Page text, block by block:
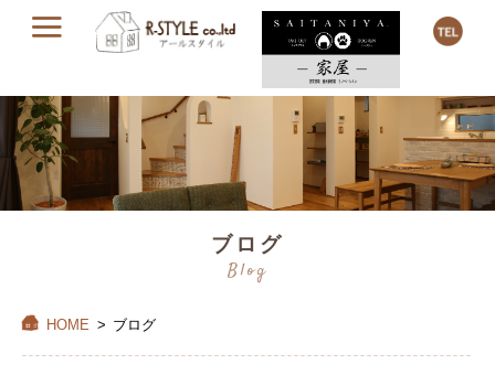
ブログ
Blog
HOME > ブログ